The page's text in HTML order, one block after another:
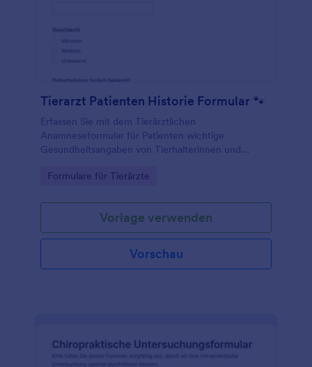
Tierarzt Patienten Historie Formular 🐾
Erfassen Sie mit dem Tierärztlichen
Anamneseformular für Patienten wichtige
Gesundheitsangaben von Tierhalterinnen und
Sie die digitale Datenerfassung in der Tierarztpraxis
Go to Category:
Formulare für Tierärzte
Vorlage verwenden
Vorschau